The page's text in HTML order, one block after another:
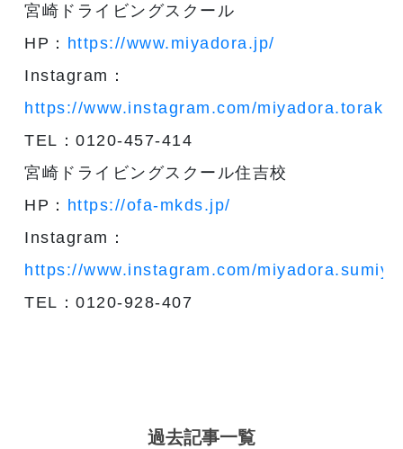
宮崎ドライビングスクール
HP： https://www.miyadora.jp/
Instagram：
https://www.instagram.com/miyadora.torako/
TEL：0120-457-414
宮崎ドライビングスクール住吉校
HP： https://ofa-mkds.jp/
Instagram：
https://www.instagram.com/
TEL：0120-928-407
過去記事一覧